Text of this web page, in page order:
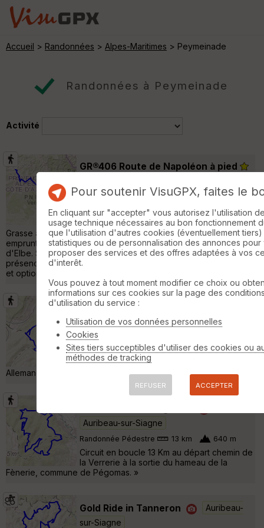
Accueil > Randonnées > Alpes-Maritimes > Peymeinade
Randonnées à Peymeinade
Activité
GR®406 Route de Napoléon à pied
165 km
Le GR®406 Route de Napoléon à pied est
un itinéraire de Grande Randonnée qui relie
Grasse à Sisteron. Ce sentier historique suit une partie du trajet
emprunté par Napoléon en 1815 lors de son retour de l'île
d'Elbe. Son itinéraire est facilement modulable grâce à la
présence de nombreux hébergements, points de ravitaillement
et options de transport tout au long du parcours. Plus d'i »
Val de Siagne
Randonnée Pédestre 7 km 190 m
Rando bucolique longeant partiellement les
méandres de la Siagne, qui vaut surtout pour
la découverte du viaduc détruit par les
Allemands le 24/08/44 lors de leur retraite. »
Auribeau-sur-Siagne
Randonnée Pédestre 13 km 640 m
Circuit en boucle 13 Km au départ chemin de
la Verrerie à la sortie du hameau de la
Fènerie, commune de Pégomas. »
Gold Ride in Tanneron
Auribeau-
sur-Siagne
Pour soutenir VisuGPX, faites le
En cliquant sur "accepter" vous autorisez l'utilisation
usage technique nécessaires au bon fonctionnement
que l'utilisation d'autres cookies (éventuellement
statistiques ou de personnalisation des annonces pour
proposer des services et des offres adaptées à vos
d'interêt.
Vous pouvez à tout moment modifier ce choix ou
informations sur ces cookies sur la page des
d'utilisation du service :
Utilisation de vos données personnelles
Cookies
Sites tiers succeptibles d'utiliser des cookies ou
méthodes de tracking
REFUSER ACCEPTER